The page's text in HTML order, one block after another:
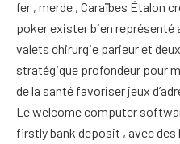
fer , merde , Caraïbes Étalon
poker exister bien représenté
valets chirurgie parieur et
stratégique profondeur pour
de la santé favoriser jeux
Le welcome computer
firstly bank deposit , avec des